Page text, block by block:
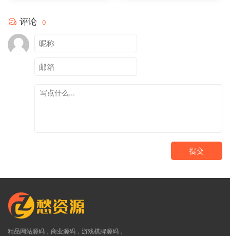
评论 0
提交
精品网站源码，商业源码，游戏棋牌源码，